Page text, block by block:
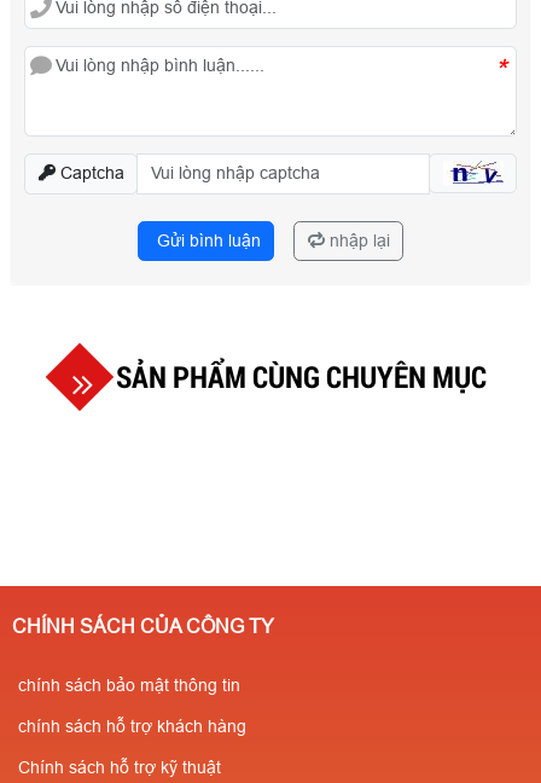
*
Captcha
Gửi bình luận nhập lại
SẢN PHẨM CÙNG CHUYÊN MỤC
CHÍNH SÁCH CỦA CÔNG TY
chính sách bảo mật thông tin
chính sách hỗ trợ khách hàng
Chính sách hỗ trợ kỹ thuật